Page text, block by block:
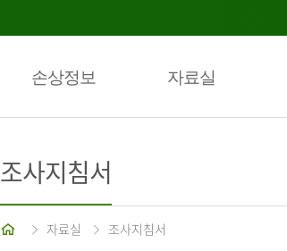
손상정보 자료실
조사지침서
홈 자료실 조사지침서